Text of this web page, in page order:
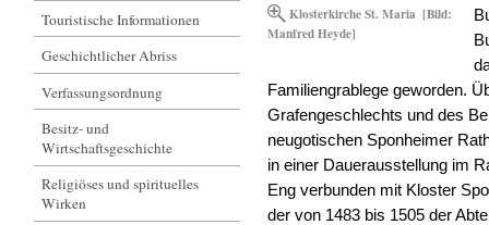
Touristische Informationen
Geschichtlicher Abriss
Verfassungsordnung
Besitz- und
Wirtschaftsgeschichte
Religiöses und spirituelles
Wirken
Klosterkirche St. Maria [Bild:
Manfred Heyde]
Familiengrablege geworden.
Grafengeschlechts und des
neugotischen Sponheimer
in einer Dauerausstellung im
Eng verbunden mit Kloster
der von 1483 bis 1505 der